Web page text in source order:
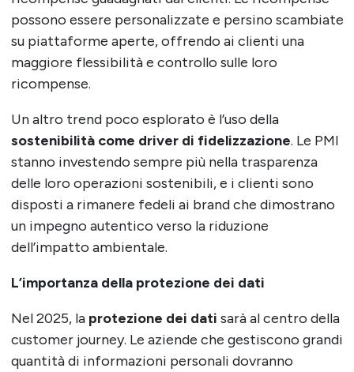
possono essere personalizzate e persino scambiate
su piattaforme aperte, offrendo ai clienti una
maggiore flessibilità e controllo sulle loro
ricompense.
Un altro trend poco esplorato è l’uso della
sostenibilità come driver di fidelizzazione. Le PMI
stanno investendo sempre più nella trasparenza
delle loro operazioni sostenibili, e i clienti sono
disposti a rimanere fedeli ai brand che dimostrano
un impegno autentico verso la riduzione
dell’impatto ambientale.
L’importanza della protezione dei dati
Nel 2025, la protezione dei dati sarà al centro della
customer journey. Le aziende che gestiscono grandi
quantità di informazioni personali dovranno